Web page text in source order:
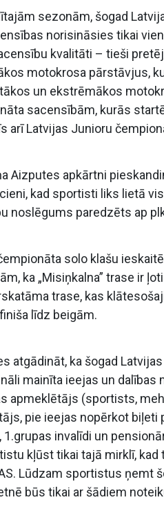
sezonām, šogad
norisināsies tikai
kvalitāti – tieši
motokrosa pārstāvjus,
un ekstrēmākos
sacensībām, kurās
arī Latvijas Junioru
Aizputes apkārtni
kad sportisti liks lietā
noslēgums paredzēts ap
solo klašu
ka „Misiņkalna” trase ir
trase, kas
līdz beigām.
atgādināt, ka šogad
mainīta ieejas un
apmeklētājs (sportists,
pie ieejas nopērkot
1.grupas invalīdi un
kļūst tikai tajā mirklī, kad
Lūdzam sportistus ņemt
būs tikai ar šādiem